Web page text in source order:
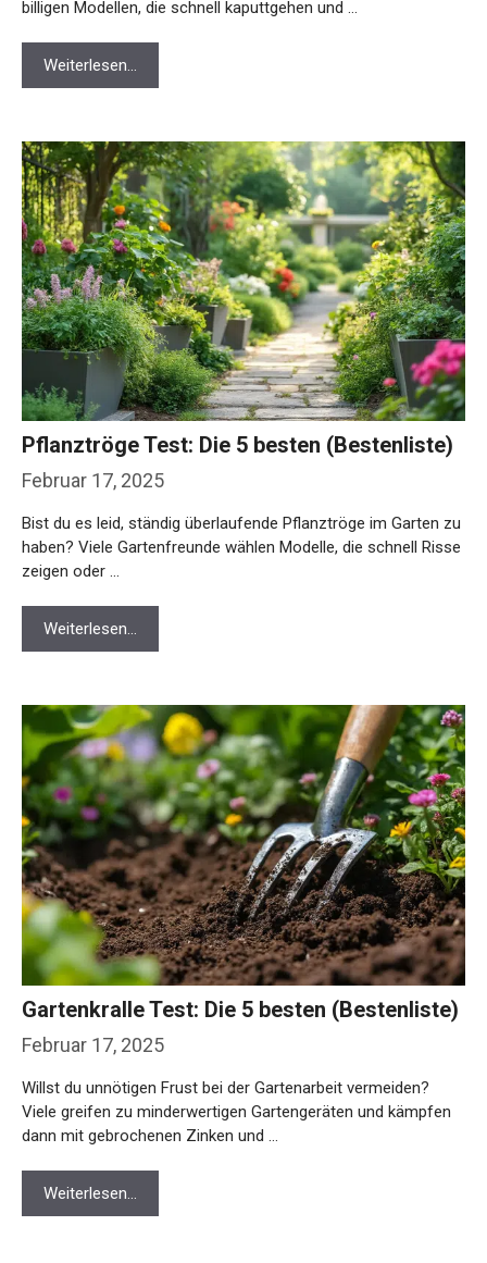
billigen Modellen, die schnell kaputtgehen und …
Weiterlesen…
Februar 17, 2025
Pflanztröge Test: Die 5 besten (Bestenliste)
Bist du es leid, ständig überlaufende Pflanztröge im Garten zu
haben? Viele Gartenfreunde wählen Modelle, die schnell Risse
zeigen oder …
Weiterlesen…
Februar 17, 2025
Gartenkralle Test: Die 5 besten (Bestenliste)
Willst du unnötigen Frust bei der Gartenarbeit vermeiden?
Viele greifen zu minderwertigen Gartengeräten und kämpfen
dann mit gebrochenen Zinken und …
Weiterlesen…